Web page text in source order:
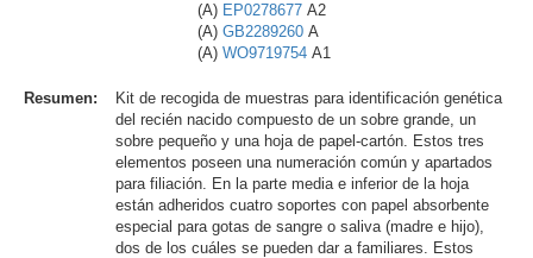
(A) EP0278677 A2
(A) GB2289260 A
(A) WO9719754 A1
Resumen:
Kit de recogida de muestras para identificación genética
del recién nacido compuesto de un sobre grande, un
sobre pequeño y una hoja de papel-cartón. Estos tres
elementos poseen una numeración común y apartados
para filiación. En la parte media e inferior de la hoja
están adheridos cuatro soportes con papel absorbente
especial para gotas de sangre o saliva (madre e hijo),
dos de los cuáles se pueden dar a familiares. Estos